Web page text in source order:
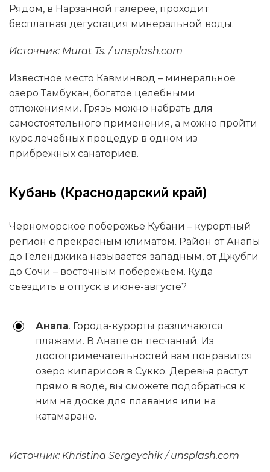
Рядом, в Нарзанной галерее, проходит
бесплатная дегустация минеральной воды.
Источник: Murat Ts. / unsplash.com
Известное место Кавминвод – минеральное
озеро Тамбукан, богатое целебными
отложениями. Грязь можно набрать для
самостоятельного применения, а можно пройти
курс лечебных процедур в одном из
прибрежных санаториев.
Кубань (Краснодарский край)
Черноморское побережье Кубани – курортный
регион с прекрасным климатом. Район от Анапы
до Геленджика называется западным, от Джубги
до Сочи – восточным побережьем. Куда
съездить в отпуск в июне-августе?
Анапа. Города-курорты различаются
пляжами. В Анапе он песчаный. Из
достопримечательностей вам понравится
озеро кипарисов в Сукко. Деревья растут
прямо в воде, вы сможете подобраться к
ним на доске для плавания или на
катамаране.
Источник: Khristina Sergeychik / unsplash.com